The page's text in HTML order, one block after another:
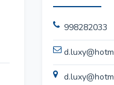
998282033